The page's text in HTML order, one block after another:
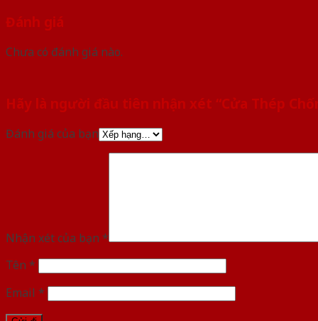
Đánh giá
Chưa có đánh giá nào.
Hãy là người đầu tiên nhận xét “Cửa Thép
Đánh giá của bạn
Nhận xét của bạn *
Tên *
Email *